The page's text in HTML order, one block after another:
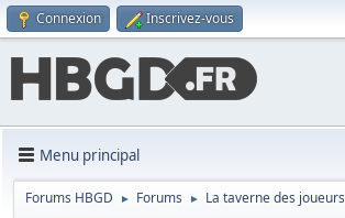
Connexion Inscrivez-vous
Menu principal
Forums HBGD ► Forums ► La taverne des joueurs